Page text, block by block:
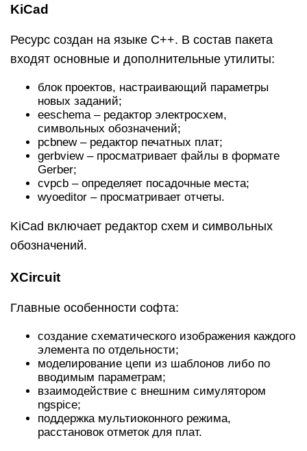
KiCad
Ресурс создан на языке С++. В состав пакета
входят основные и дополнительные утилиты:
блок проектов, настраивающий параметры
новых заданий;
eeschema – редактор электросхем,
символьных обозначений;
pcbnew – редактор печатных плат;
gerbview – просматривает файлы в формате
Gerber;
cvpcb – определяет посадочные места;
wyoeditor – просматривает отчеты.
KiCad включает редактор схем и символьных
обозначений.
XCircuit
Главные особенности софта:
создание схематического изображения каждого
элемента по отдельности;
моделирование цепи из шаблонов либо по
вводимым параметрам;
взаимодействие с внешним симулятором
ngspice;
поддержка мультиоконного режима,
расстановок отметок для плат.